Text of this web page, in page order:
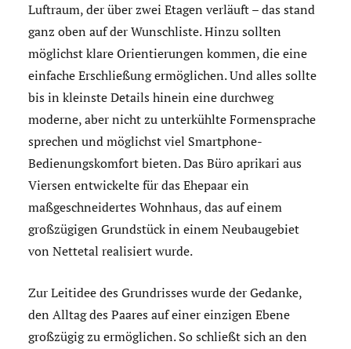
Luftraum, der über zwei Etagen verläuft – das stand
ganz oben auf der Wunschliste. Hinzu sollten
möglichst klare Orientierungen kommen, die eine
einfache Erschließung ermöglichen. Und alles sollte
bis in kleinste Details hinein eine durchweg
moderne, aber nicht zu unterkühlte Formensprache
sprechen und möglichst viel Smartphone-
Bedienungskomfort bieten. Das Büro aprikari aus
Viersen entwickelte für das Ehepaar ein
maßgeschneidertes Wohnhaus, das auf einem
großzügigen Grundstück in einem Neubaugebiet
von Nettetal realisiert wurde.
Zur Leitidee des Grundrisses wurde der Gedanke,
den Alltag des Paares auf einer einzigen Ebene
großzügig zu ermöglichen. So schließt sich an den